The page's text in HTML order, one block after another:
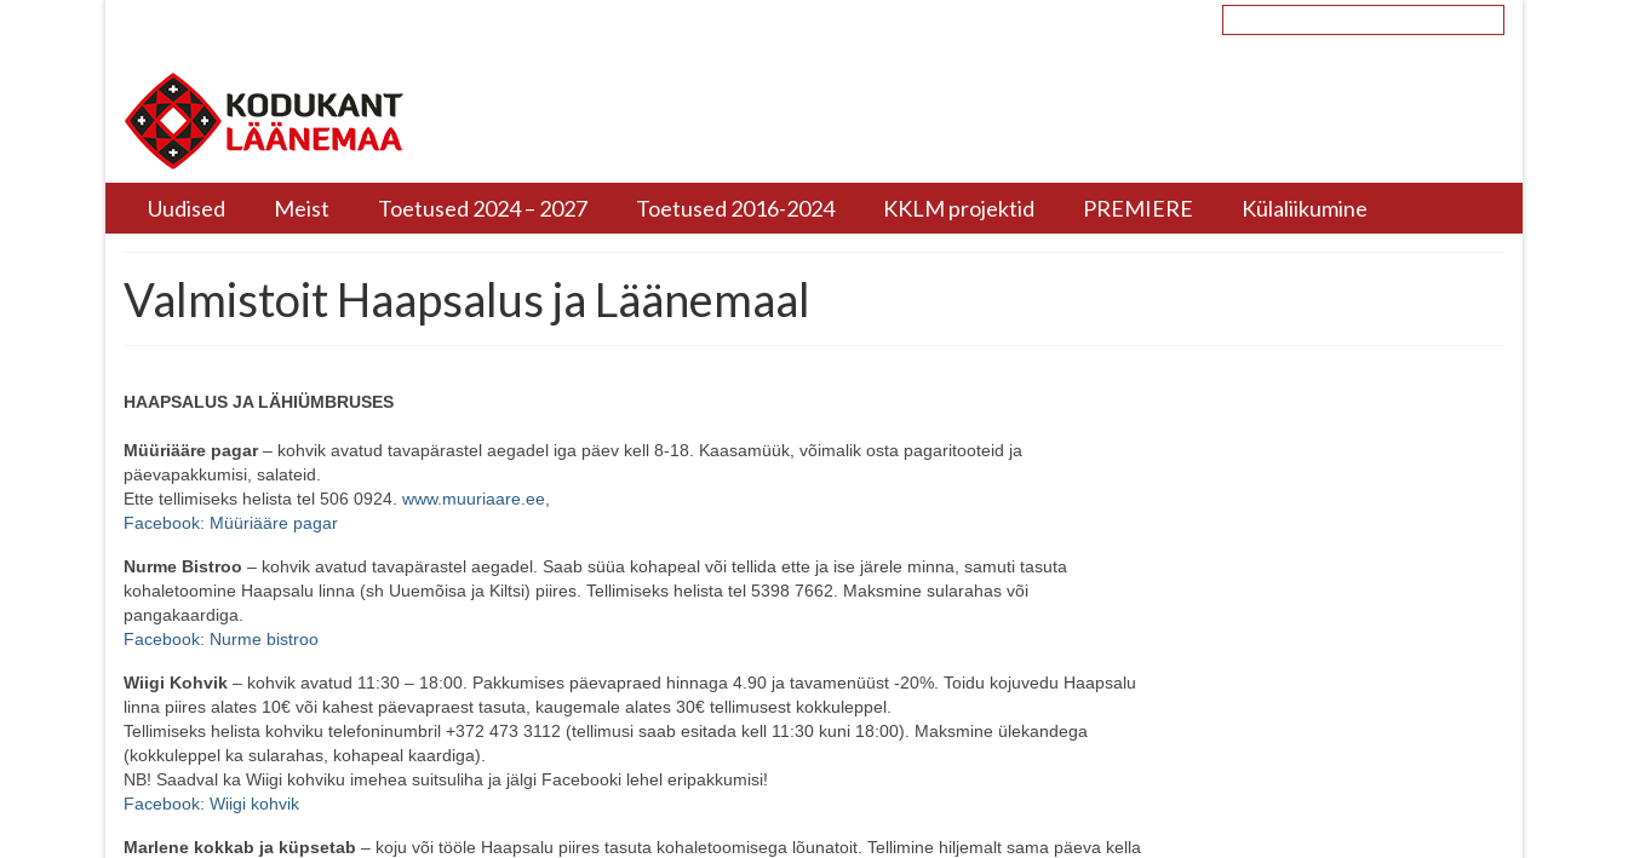
for:
Uudised Meist Toetused 2024 – 2027 Toetused 2016-2024 KKLM projektid PREMIERE Külaliikumine
Valmistoit Haapsalus ja Läänemaal
HAAPSALUS JA LÄHIÜMBRUSES
Müüriääre pagar– kohvik avatud tavapärastel aegadel iga päev kell 8-18. Kaasamüük, võimalik osta pagaritooteid ja
päevapakkumisi, salateid.
Ette tellimiseks helista tel 506 0924. www.muuriaare.ee
Facebook: Müüriääre pagar
Nurme Bistroo – kohvik avatud tavapärastel aegadel. Saab süüa kohapeal või tellida ette ja ise järele minna, samuti tasuta
kohaletoomine Haapsalu linna (sh Uuemõisa ja Kiltsi) piires. Tellimiseks helista tel 5398 7662. Maksmine sularahas või
pangakaardiga.
Facebook: Nurme bistroo
Wiigi Kohvik – kohvik avatud 11:30 – 18:00. Pakkumises päevapraed hinnaga 4.90 ja tavamenüüst -20%. Toidu kojuvedu Haapsalu
linna piires alates 10€ või kahest päevapraest tasuta, kaugemale alates 30€ tellimusest kokkuleppel.
Tellimiseks helista kohviku telefoninumbril +372 473 3112 (tellimusi saab esitada kell 11:30 kuni 18:00). Maksmine ülekandega
(kokkuleppel ka sularahas, kohapeal kaardiga).
NB! Saadval ka Wiigi kohviku imehea suitsuliha ja jälgi Facebooki lehel eripakkumisi!
Facebook: Wiigi kohvik
Marlene kokkab ja küpsetab – koju või tööle Haapsalu piires tasuta kohaletoomisega lõunatoit. Tellimine hiljemalt sama päeva kella